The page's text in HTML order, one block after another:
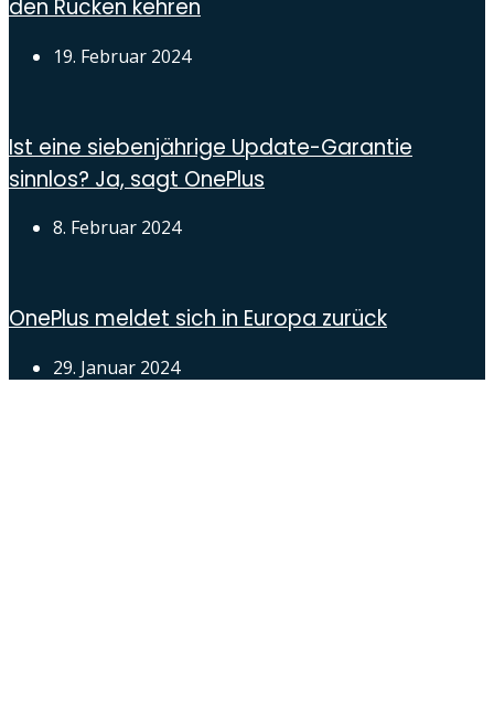
den Rücken kehren
19. Februar 2024
Ist eine siebenjährige Update-Garantie
sinnlos? Ja, sagt OnePlus
8. Februar 2024
OnePlus meldet sich in Europa zurück
29. Januar 2024